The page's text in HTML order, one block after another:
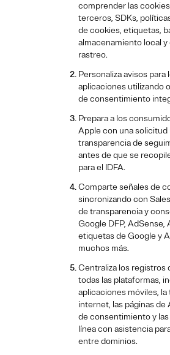
comprender las
terceros, SDKs,
de cookies, etiquetas,
almacenamiento local
rastreo.
Personaliza avisos para
aplicaciones utilizando
de consentimiento
Prepara a los
Apple con una solicitud
transparencia de
antes de que se
para el IDFA.
Comparte señales de
sincronizando con
de transparencia y
Google DFP, AdSense,
etiquetas de Google y
muchos más.
Centraliza los registros
todas las plataformas,
aplicaciones móviles,
internet, las páginas de
de consentimiento y
línea con asistencia
entre dominios.